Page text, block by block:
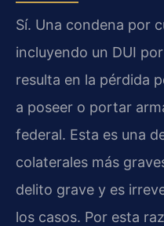
Sí. Una condena por
incluyendo un DUI
resulta en la pérdida
a poseer o portar
federal. Esta es una
colaterales más
delito grave y es
los casos. Por esta